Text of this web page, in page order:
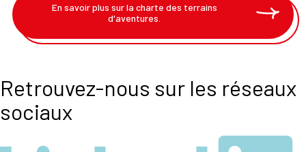
En savoir plus sur la charte des terrains
d'aventures.
Retrouvez-nous sur les réseaux
sociaux